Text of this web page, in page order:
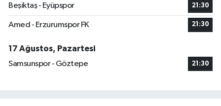
Beşiktaş - Eyüpspor 21:30
Amed - Erzurumspor FK 21:30
17 Ağustos, Pazartesi
Samsunspor - Göztepe
21:30